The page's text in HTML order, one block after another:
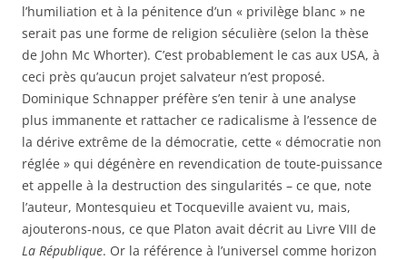
l’humiliation et à la pénitence d’un « privilège blanc » ne
serait pas une forme de religion séculière (selon la thèse
de John Mc Whorter). C’est probablement le cas aux USA, à
ceci près qu’aucun projet salvateur n’est proposé.
Dominique Schnapper préfère s’en tenir à une analyse
plus immanente et rattacher ce radicalisme à l’essence de
la dérive extrême de la démocratie, cette « démocratie non
réglée » qui dégénère en revendication de toute-puissance
et appelle à la destruction des singularités – ce que, note
l’auteur, Montesquieu et Tocqueville avaient vu, mais,
ajouterons-nous, ce que Platon avait décrit au Livre VIII de
La République. Or la référence à l’universel comme horizon